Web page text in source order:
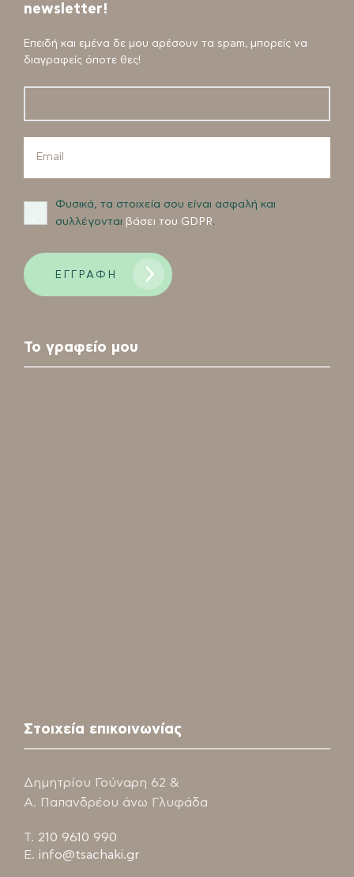
newsletter!
Επειδή και εμένα δε μου αρέσουν τα spam, μπορείς να
διαγραφείς όποτε θες!
Φυσικά, τα στοιχεία σου είναι ασφαλή και
συλλέγονται βάσει του GDPR.
ΕΓΓΡΑΦΗ
Το γραφείο μου
Στοιχεία επικοινωνίας
Δημητρίου Γούναρη 62 &
Α. Παπανδρέου άνω Γλυφάδα
Τ. 210 9610 990
E. info@tsachaki.gr